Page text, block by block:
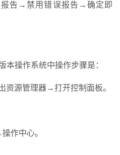
告→禁用错误报告→确定即
本操作系统中操作步骤是：
资源管理器→打开控制面板。
作中心。